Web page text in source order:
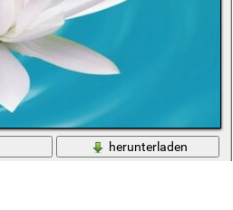
herunterladen